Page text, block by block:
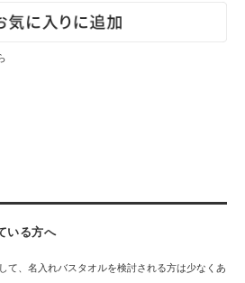
いる方へ
て、名入れバスタオルを検討される方は少なくあ